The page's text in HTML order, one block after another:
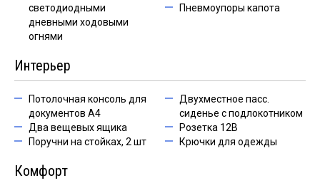
светодиодными
дневными ходовыми
огнями
Пневмоупоры капота
Интерьер
Потолочная консоль для
документов А4
Два вещевых ящика
Поручни на стойках, 2 шт
Двухместное пасс.
сиденье с подлокотником
Розетка 12В
Крючки для одежды
Комфорт